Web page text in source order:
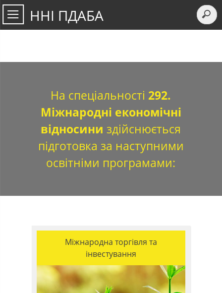
ННІ ПДАБА
На спеціальності 292.
Міжнародні економічні
відносини здійснюється
підготовка за наступними
освітніми програмами:
Міжнародна торгівля та
інвестування